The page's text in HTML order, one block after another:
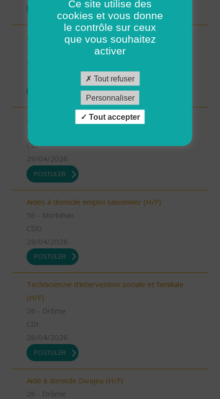
Aides à domicile emploi saisonnier (H/F)
Auxiliaires de vie ou Aides à domicile (H/F)
CDI
29/04/2026
POSTULER
Aides à domicile emploi saisonnier (H/F)
56 - Morbihan
CDD
29/04/2026
POSTULER
Technicien.ne d'intervention sociale et familiale
(H/F)
26 - Drôme
CDI
28/04/2026
POSTULER
Aide à domicile Divajeu (H/F)
26 - Drôme
Ce site utilise des
cookies et vous donne
le contrôle sur ceux
que vous souhaitez
activer
Tout refuser
Personnaliser
Tout accepter